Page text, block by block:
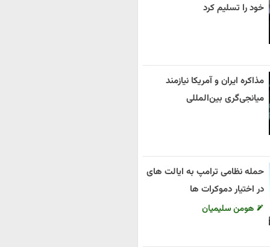
خود را تسلیم کرد
مذاکره ایران و آمریکا نیازمند
میانجی‌گری بین‌المللی
حمله نظامی ترامپ به ایالت های
در اختیار دموکرات ها
هومن سلیمیان